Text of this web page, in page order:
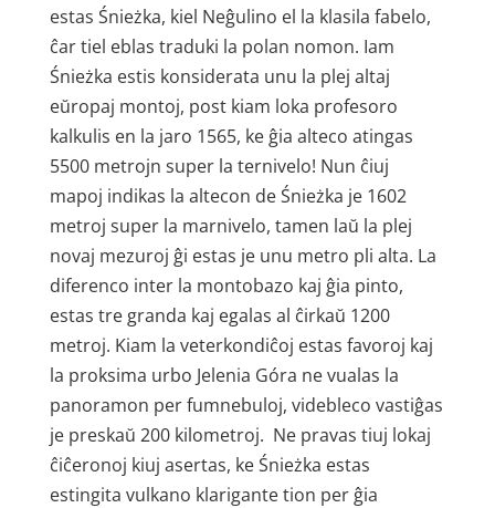
estas Śnieżka, kiel Neĝulino el la klasila fabelo,
ĉar tiel eblas traduki la polan nomon. Iam
Śnieżka estis konsiderata unu la plej altaj
eŭropaj montoj, post kiam loka profesoro
kalkulis en la jaro 1565, ke ĝia alteco atingas
5500 metrojn super la ternivelo! Nun ĉiuj
mapoj indikas la altecon de Śnieżka je 1602
metroj super la marnivelo, tamen laŭ la plej
novaj mezuroj ĝi estas je unu metro pli alta. La
diferenco inter la montobazo kaj ĝia pinto,
estas tre granda kaj egalas al ĉirkaŭ 1200
metroj. Kiam la veterkondiĉoj estas favoroj kaj
la proksima urbo Jelenia Góra ne vualas la
panoramon per fumnebuloj, videbleco vastiĝas
je preskaŭ 200 kilometroj. Ne pravas tiuj lokaj
ĉiĉeronoj kiuj asertas, ke Śnieżka estas
estingita vulkano klarigante tion per ĝia